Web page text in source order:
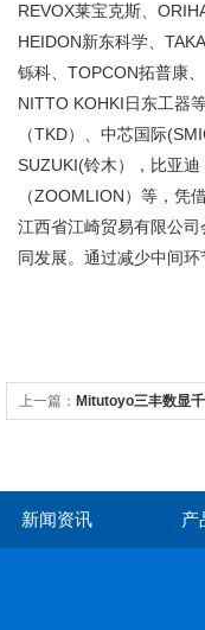
REVOX莱宝克斯、
HEIDON新东科学、
铄科、TOPCON拓普康
NITTO KOHKI日东工器
（TKD）、中芯国际
SUZUKI(铃木），比亚
（ZOOMLION）等，
江西省江崎贸易有限公
同发展。通过减少中间
上一篇： Mitutoyo三丰数显
新闻资讯 产